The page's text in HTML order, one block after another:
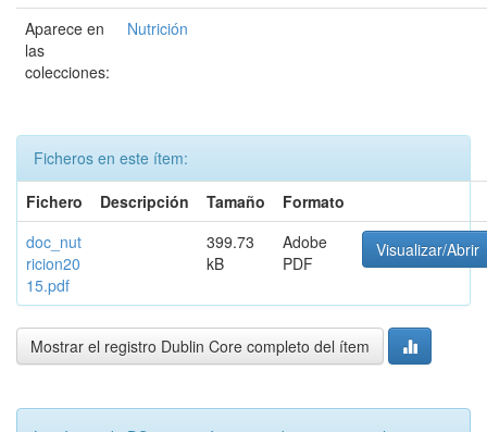
Aparece en
las
colecciones:
Nutrición
Ficheros en este ítem:
Fichero
Descripción Tamaño
Formato
doc_nut
ricion20
15.pdf
399.73
kB
Adobe
PDF
Visualizar/Abrir
Mostrar el registro Dublin Core completo del ítem